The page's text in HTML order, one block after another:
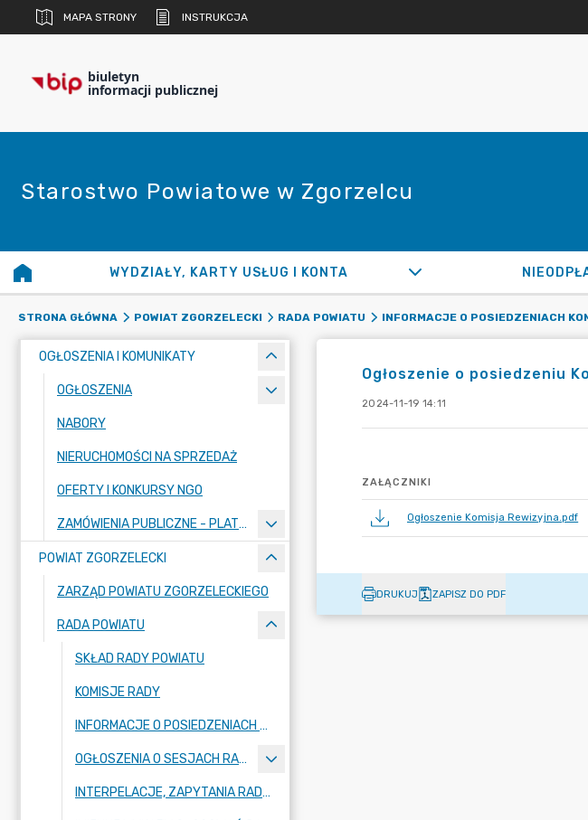
MAPA STRONY INSTRUKCJA
biuletyn
informacji publicznej
Starostwo Powiatowe w Zgorzelcu
WYDZIAŁY, KARTY USŁUG I KONTA
STRONA GŁÓWNA POWIAT ZGORZELECKI RADA POWIATU INFORMACJE O POSIEDZENIACH
OGŁOSZENIA I KOMUNIKATY
OGŁOSZENIA
NABORY
NIERUCHOMOŚCI NA SPRZEDAŻ
OFERTY I KONKURSY NGO
ZAMÓWIENIA PUBLICZNE - PLATFORMA ZAKUPOWA
POWIAT ZGORZELECKI
ZARZĄD POWIATU ZGORZELECKIEGO
RADA POWIATU
SKŁAD RADY POWIATU
KOMISJE RADY
INFORMACJE O POSIEDZENIACH KOMISJI
OGŁOSZENIA O SESJACH RADY POWIATU
INTERPELACJE, ZAPYTANIA RADNYCH
Ogłoszenie o posiedzeniu
2024-11-19 14:11
ZAŁĄCZNIKI
Ogłoszenie Komisja Rewizyjna.pdf
DRUKUJ ZAPISZ DO PDF